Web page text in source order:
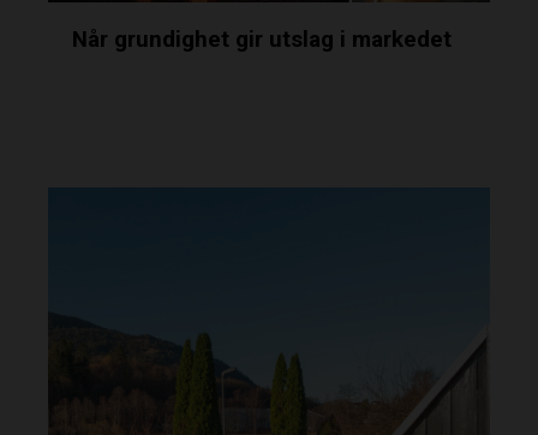
Når grundighet gir utslag i markedet